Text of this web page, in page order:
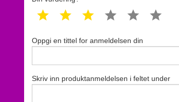
1 star 2 star 3 star 4 star 5 star
Oppgi en tittel for anmeldelsen din
Skriv inn produktanmeldelsen i feltet under